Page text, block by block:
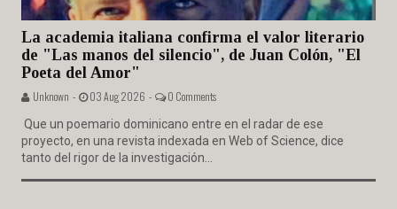
La academia italiana confirma el valor literario
de "Las manos del silencio", de Juan Colón, "El
Poeta del Amor"
Unknown - 03 Aug 2026 - 0 Comments
Que un poemario dominicano entre en el radar de ese
proyecto, en una revista indexada en Web of Science, dice
tanto del rigor de la investigación...